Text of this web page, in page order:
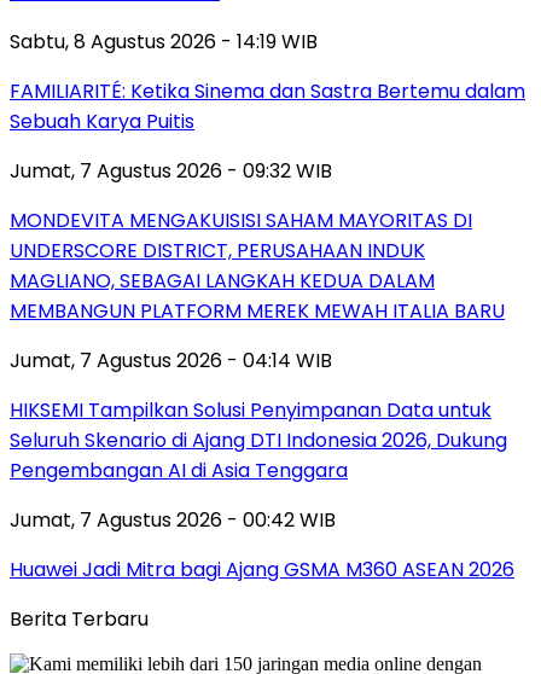
Sabtu, 8 Agustus 2026 - 14:19 WIB
FAMILIARITÉ: Ketika Sinema dan Sastra Bertemu dalam
Sebuah Karya Puitis
Jumat, 7 Agustus 2026 - 09:32 WIB
MONDEVITA MENGAKUISISI SAHAM MAYORITAS DI
UNDERSCORE DISTRICT, PERUSAHAAN INDUK
MAGLIANO, SEBAGAI LANGKAH KEDUA DALAM
MEMBANGUN PLATFORM MEREK MEWAH ITALIA BARU
Jumat, 7 Agustus 2026 - 04:14 WIB
HIKSEMI Tampilkan Solusi Penyimpanan Data untuk
Seluruh Skenario di Ajang DTI Indonesia 2026, Dukung
Pengembangan AI di Asia Tenggara
Jumat, 7 Agustus 2026 - 00:42 WIB
Huawei Jadi Mitra bagi Ajang GSMA M360 ASEAN 2026
Berita Terbaru